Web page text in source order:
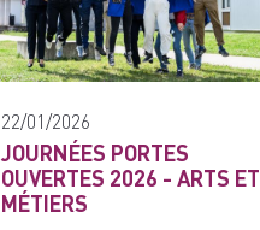
22/01/2026
JOURNÉES PORTES
OUVERTES 2026 - ARTS ET
MÉTIERS